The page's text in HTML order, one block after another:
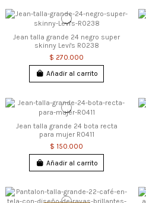
Jean talla grande 24 negro super
skinny Levi's R0238
$ 270.000
Añadir al carrito
Jean talla grande 24 bota recta
para mujer R0411
$ 150.000
Añadir al carrito